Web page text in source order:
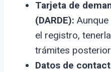
Tarjeta de
(DARDE):
el registro,
trámites
Datos de